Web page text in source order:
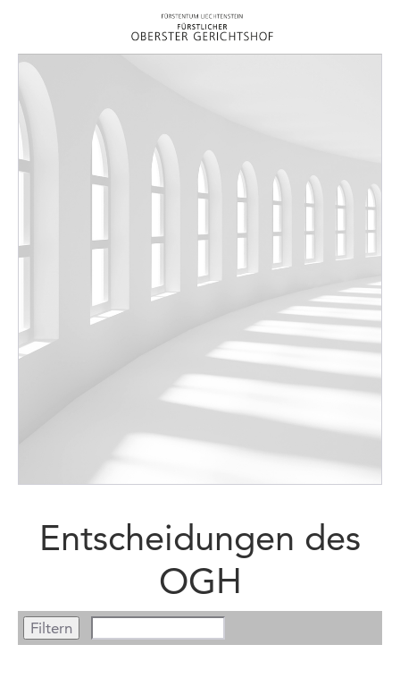
Entscheidungen des
OGH